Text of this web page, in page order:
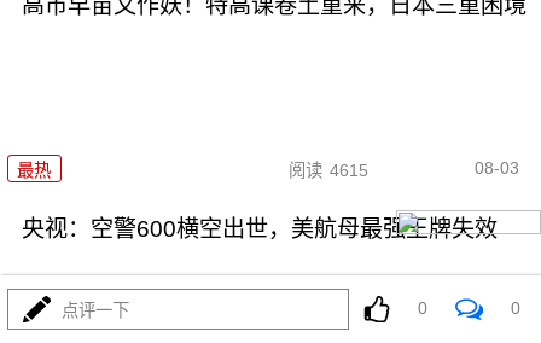
高市早苗又作妖！特高课卷土重来，日本三重困境
最热 阅读 4615 08-03
央视：空警600横空出世，美航母最强王牌失效
点评一下 0 0